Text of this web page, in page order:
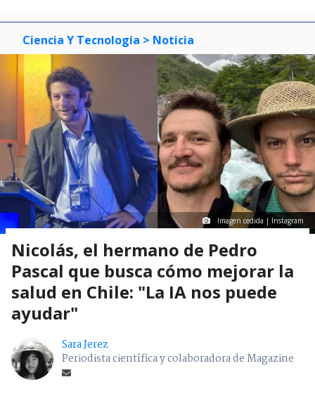
Ciencia Y Tecnología > Noticia
Imagen cedida | Instagram
Nicolás, el hermano de Pedro
Pascal que busca cómo mejorar la
salud en Chile: "La IA nos puede
ayudar"
Sara Jerez
Periodista científica y colaboradora de Magazine